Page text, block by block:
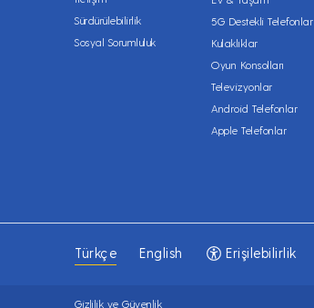
Sürdürülebilirlik
Sosyal Sorumluluk
5G Destekli Telefonlar
Kulaklıklar
Oyun Konsolları
Televizyonlar
Android Telefonlar
Apple Telefonlar
Türkçe English Erişilebilirlik
Gizlilik ve Güvenlik